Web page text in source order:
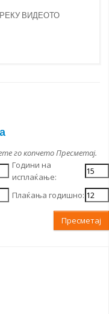
ВИДЕОТО
го копчето Пресметај.
Години на
исплаќање:
Плаќања годишно:
Пресметај